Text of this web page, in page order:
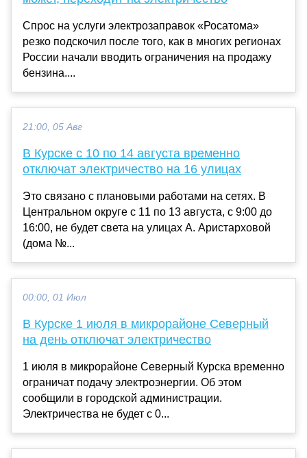
Спрос на услуги электрозаправок «Росатома»
резко подскочил после того, как в многих регионах
России начали вводить ограничения на продажу
бензина....
21:00, 05 Авг
В Курске с 10 по 14 августа временно
отключат электричество на 16 улицах
Это связано с плановыми работами на сетях. В
Центральном округе с 11 по 13 августа, с 9:00 до
16:00, не будет света на улицах А. Аристарховой
(дома №...
00:00, 01 Июл
В Курске 1 июля в микрорайоне Северный
на день отключат электричество
1 июля в микрорайоне Северный Курска временно
ограничат подачу электроэнергии. Об этом
сообщили в городской администрации.
Электричества не будет с 0...